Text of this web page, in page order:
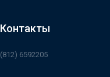
Контакты
(812) 6592205